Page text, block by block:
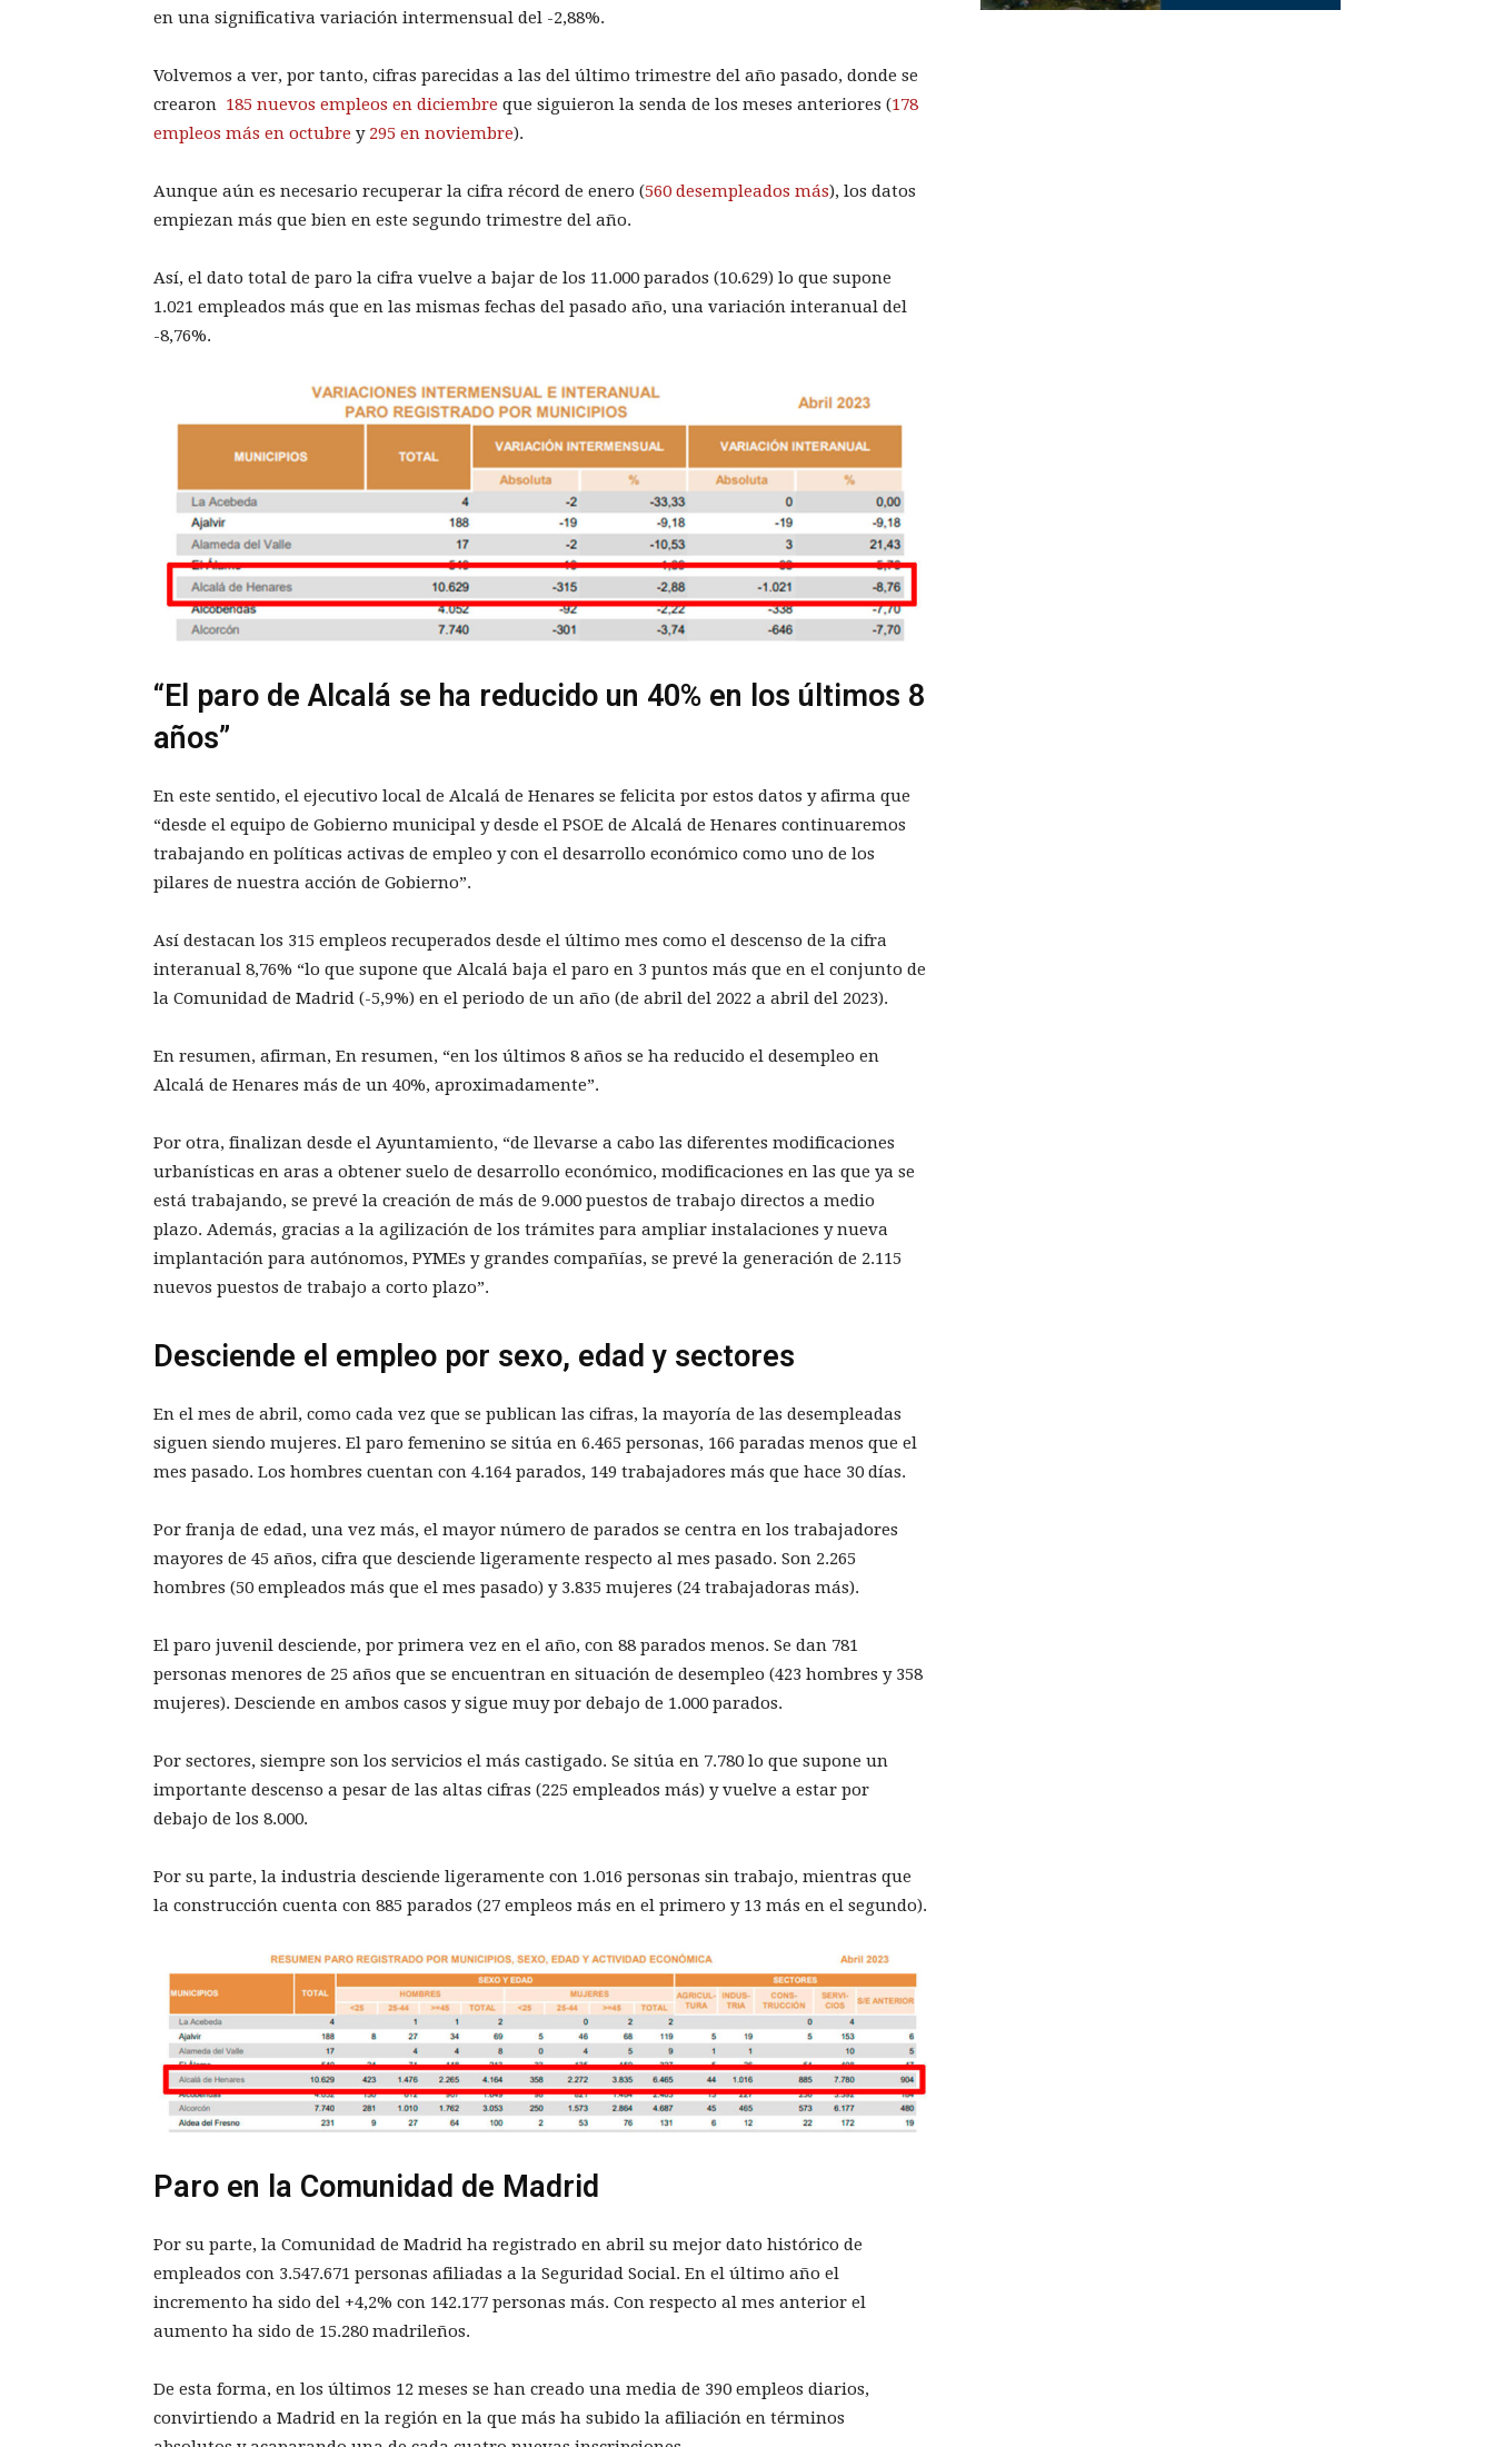
en una significativa variación intermensual del -2,88%.
Volvemos a ver, por tanto, cifras parecidas a las del último trimestre del año pasado, donde se
crearon 185 nuevos empleos en diciembre que siguieron la senda de los meses anteriores (178
empleos más en octubre y 295 en noviembre).
Aunque aún es necesario recuperar la cifra récord de enero (560 desempleados más), los datos
empiezan más que bien en este segundo trimestre del año.
Así, el dato total de paro la cifra vuelve a bajar de los 11.000 parados (10.629) lo que supone
1.021 empleados más que en las mismas fechas del pasado año, una variación interanual del
-8,76%.
“El paro de Alcalá se ha reducido un 40% en los últimos 8
años”
En este sentido, el ejecutivo local de Alcalá de Henares se felicita por estos datos y afirma que
“desde el equipo de Gobierno municipal y desde el PSOE de Alcalá de Henares continuaremos
trabajando en políticas activas de empleo y con el desarrollo económico como uno de los
pilares de nuestra acción de Gobierno”.
Así destacan los 315 empleos recuperados desde el último mes como el descenso de la cifra
interanual 8,76% “lo que supone que Alcalá baja el paro en 3 puntos más que en el conjunto de
la Comunidad de Madrid (-5,9%) en el periodo de un año (de abril del 2022 a abril del 2023).
En resumen, afirman, En resumen, “en los últimos 8 años se ha reducido el desempleo en
Alcalá de Henares más de un 40%, aproximadamente”.
Por otra, finalizan desde el Ayuntamiento, “de llevarse a cabo las diferentes modificaciones
urbanísticas en aras a obtener suelo de desarrollo económico, modificaciones en las que ya se
está trabajando, se prevé la creación de más de 9.000 puestos de trabajo directos a medio
plazo. Además, gracias a la agilización de los trámites para ampliar instalaciones y nueva
implantación para autónomos, PYMEs y grandes compañías, se prevé la generación de 2.115
nuevos puestos de trabajo a corto plazo”.
Desciende el empleo por sexo, edad y sectores
En el mes de abril, como cada vez que se publican las cifras, la mayoría de las desempleadas
siguen siendo mujeres. El paro femenino se sitúa en 6.465 personas, 166 paradas menos que el
mes pasado. Los hombres cuentan con 4.164 parados, 149 trabajadores más que hace 30 días.
Por franja de edad, una vez más, el mayor número de parados se centra en los trabajadores
mayores de 45 años, cifra que desciende ligeramente respecto al mes pasado. Son 2.265
hombres (50 empleados más que el mes pasado) y 3.835 mujeres (24 trabajadoras más).
El paro juvenil desciende, por primera vez en el año, con 88 parados menos. Se dan 781
personas menores de 25 años que se encuentran en situación de desempleo (423 hombres y 358
mujeres). Desciende en ambos casos y sigue muy por debajo de 1.000 parados.
Por sectores, siempre son los servicios el más castigado. Se sitúa en 7.780 lo que supone un
importante descenso a pesar de las altas cifras (225 empleados más) y vuelve a estar por
debajo de los 8.000.
Por su parte, la industria desciende ligeramente con 1.016 personas sin trabajo, mientras que
la construcción cuenta con 885 parados (27 empleos más en el primero y 13 más en el segundo).
Paro en la Comunidad de Madrid
Por su parte, la Comunidad de Madrid ha registrado en abril su mejor dato histórico de
empleados con 3.547.671 personas afiliadas a la Seguridad Social. En el último año el
incremento ha sido del +4,2% con 142.177 personas más. Con respecto al mes anterior el
aumento ha sido de 15.280 madrileños.
De esta forma, en los últimos 12 meses se han creado una media de 390 empleos diarios,
convirtiendo a Madrid en la región en la que más ha subido la afiliación en términos